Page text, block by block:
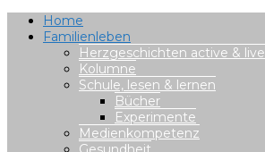
Home
Familienleben
Herzgeschichten active & live
Kolumne
Schule, lesen & lernen
Bücher
Experimente
Medienkompetenz